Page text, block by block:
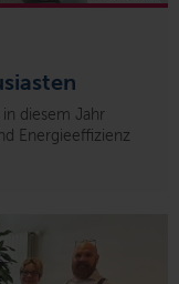
in diesem Jahr
Energieeffizienz